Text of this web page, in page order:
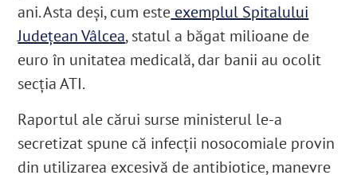
ani. Asta deși, cum este exemplul Spitalului
Județean Vâlcea, statul a băgat milioane de
euro în unitatea medicală, dar banii au ocolit
secția ATI.
Raportul ale cărui surse ministerul le-a
secretizat spune că infecții nosocomiale provin
din utilizarea excesivă de antibiotice, manevre